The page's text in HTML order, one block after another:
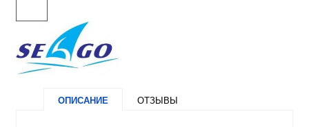
ОПИСАНИЕ ОТЗЫВЫ